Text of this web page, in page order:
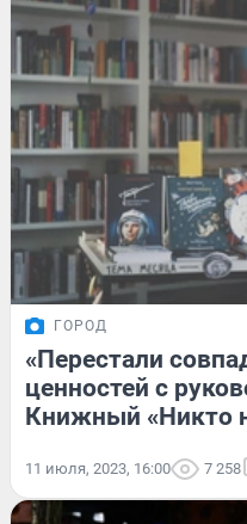
ГОРОД
«Перестали
ценностей с
Книжный «Никто
11 июля, 2023, 16:00 7 258